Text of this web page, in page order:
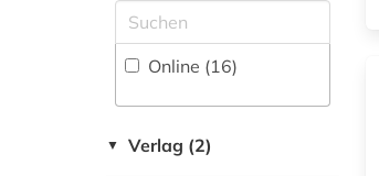
rezension (1)
singen (1)
spanien (1)
text (1)
Online (16)
▼ Verlag (2)